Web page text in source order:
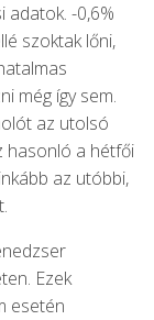
adatok. -0,6%
szoktak lőni,
még így sem.
az utolsó
hasonló a hétfői
az utóbbi,
Ezek
esetén